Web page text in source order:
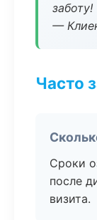
заботу!
—
Часто
Сроки
после
визита.